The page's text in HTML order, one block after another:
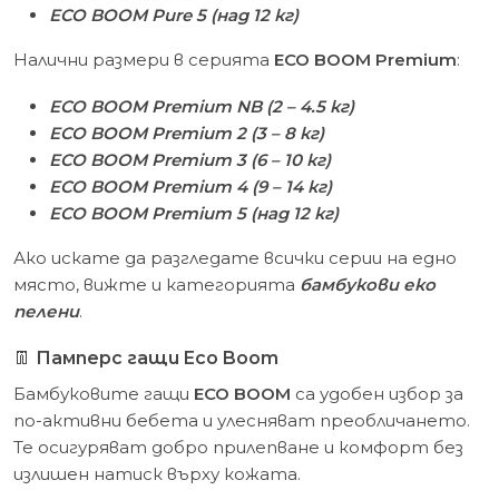
ECO BOOM Pure 5 (над 12 кг)
Налични размери в серията ECO BOOM Premium:
ECO BOOM Premium NB (2 – 4.5 кг)
ECO BOOM Premium 2 (3 – 8 кг)
ECO BOOM Premium 3 (6 – 10 кг)
ECO BOOM Premium 4 (9 – 14 кг)
ECO BOOM Premium 5 (над 12 кг)
Ако искате да разгледате всички серии на едно
място, вижте и категорията бамбукови еко
пелени.
👖 Памперс гащи Eco Boom
Бамбуковите гащи ECO BOOM са удобен избор за
по-активни бебета и улесняват преобличането.
Те осигуряват добро прилепване и комфорт без
излишен натиск върху кожата.